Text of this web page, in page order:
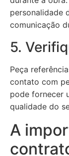
personalidade
comunicação
5.
Peça
contato com
pode fornecer
qualidade do
A